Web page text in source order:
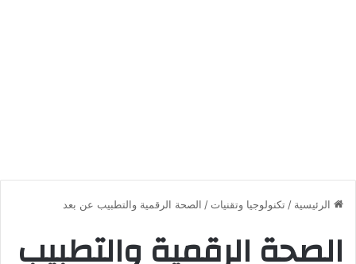
الرئيسية /تكنولوجيا وتقنيات / الصحة الرقمية والتطبيب عن بعد
الصحة الرقمية والتطبيب